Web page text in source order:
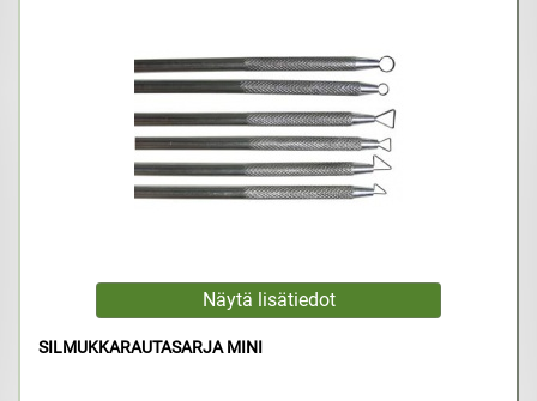
SILMUKKARAUTASARJA MINI